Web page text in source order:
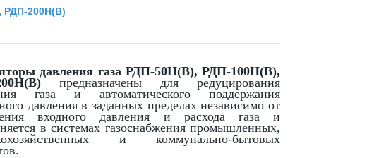
РДП-200Н(В)
давления газа РДП-50Н(В), РДП-100Н(В),
предназначены для редуцирования
газа и автоматического поддержания
давления в заданных пределах независимо от
входного давления и расхода газа и
в системах газоснабжения промышленных,
и коммунально-бытовых